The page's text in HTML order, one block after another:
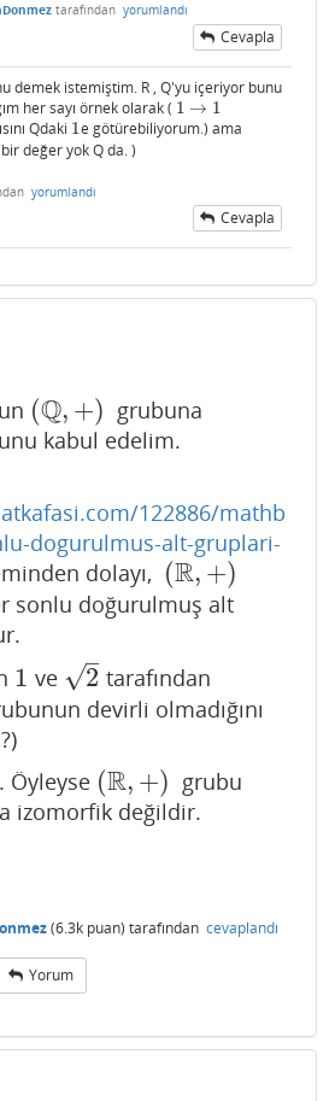
tarafından yorumlandı
Cevapla
demek istemiştim. R , Q'yu içeriyor bunu
her sayı örnek olarak ( 1 → 1
1 →1
Qdaki 1
1e götürebiliyorum.) ama
bir değer yok Q da. )
yorumlandı
Cevapla
(Q, +)
(Q,+ )
grubuna
kabul edelim.
122886/mathb
dogurulmus-alt-gruplari-
dolayı, (R, +)
(R,+
sonlu doğurulmuş alt
1
1 ve 2
–
√
2
tarafından
devirli olmadığını
Öyleyse (R, +)
(R,+ grubu
izomorfik değildir.
(6.3k puan) tarafından cevaplandı
Yorum